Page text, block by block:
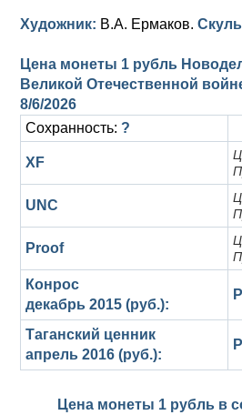
Художник: В.А. Ермаков.
Цена монеты 1 рубль
Великой Отечественной
8/6/2026
Сохранность: ?
XF
UNC
Proof
Конрос
декабрь 2015 (руб.):
Таганский ценник
апрель 2016 (руб.):
Цена монеты 1 рубль в